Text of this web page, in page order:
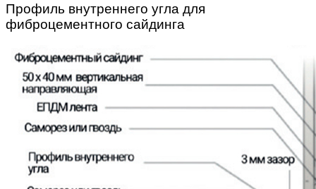
Профиль внутреннего угла для
фиброцементного сайдинга